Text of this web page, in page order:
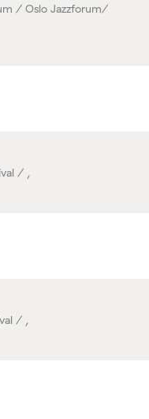
/ Oslo Jazzforum/
/ ,
/ ,